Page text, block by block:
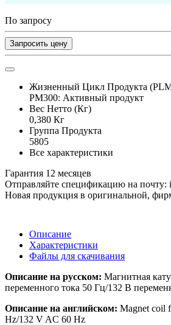
По запросу
Запросить цену
Жизненный Цикл Продукта
PM300: Активный продукт
Вес Нетто (Кг)
0,380 Кг
Группа Продукта
5805
Все характеристики
Гарантия 12 месяцев
Отправляйте спецификацию на почту:
Новая продукция в оригинальной,
Описание
Характеристики
Файлы для скачивания
Описание на русском: Магнитная
переменного тока 50 Гц/132 В
Описание на английском: Magnet coil
Hz/132 V AC 60 Hz